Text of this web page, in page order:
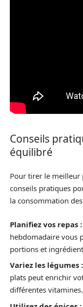
Conseils
équilibré
Pour tirer le meilleur
conseils pratiques
la consommation
Planifiez vos repas :
hebdomadaire vous
portions et
Variez les légumes :
plats peut enrichir
différentes vitamines.